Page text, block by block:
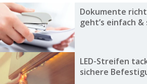
Dokumente
geht’s einfach &
LED-Streifen
sichere